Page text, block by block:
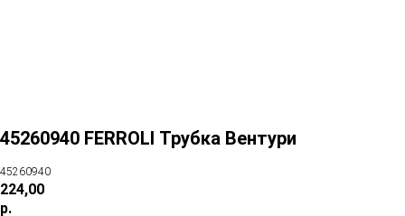
45260940 FERROLI Трубка Вентури
45260940
224,00
р.